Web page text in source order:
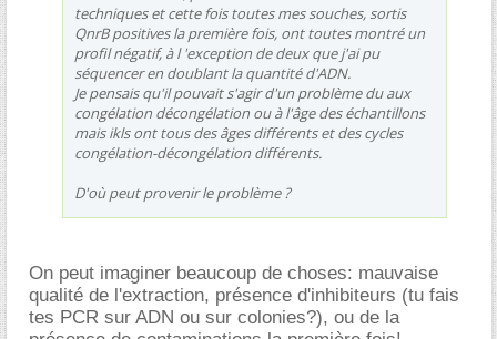
techniques et cette fois toutes mes souches, sortis
QnrB positives la première fois, ont toutes montré un
profil négatif, à l 'exception de deux que j'ai pu
séquencer en doublant la quantité d'ADN.
Je pensais qu'il pouvait s'agir d'un problème du aux
congélation décongélation ou à l'âge des échantillons
mais ikls ont tous des âges différents et des cycles
congélation-décongélation différents.
D'où peut provenir le problème ?
On peut imaginer beaucoup de choses: mauvaise
qualité de l'extraction, présence d'inhibiteurs (tu fais
tes PCR sur ADN ou sur colonies?), ou de la